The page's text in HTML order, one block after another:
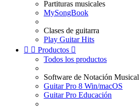
Partituras musicales
MySongBook
Clases de guitarra
Play Guitar Hits
  Productos 
Todos los productos
Software de Notación Musical
Guitar Pro 8 Win/macOS
Guitar Pro Educación